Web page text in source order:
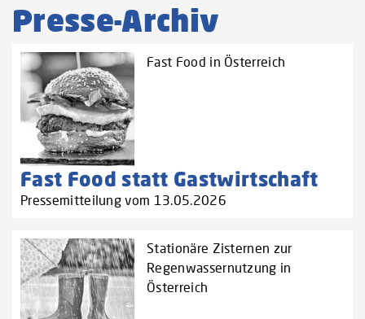
Presse-Archiv
Fast Food in Österreich
Fast Food statt Gastwirtschaft
Pressemitteilung vom 13.05.2026
Stationäre Zisternen zur
Regenwassernutzung in
Österreich